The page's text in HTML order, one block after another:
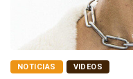
NOTICIAS VIDEOS